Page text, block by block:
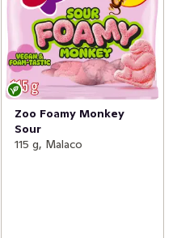
Zoo Foamy Monkey
Sour
115 g, Malaco